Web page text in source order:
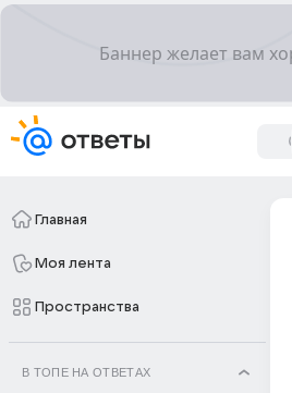
Главная
Моя лента
Пространства
В ТОПЕ НА ОТВЕТАХ